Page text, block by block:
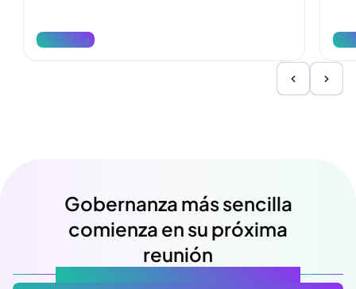
Ver más
Ver
Gobernanza más sencilla
comienza en su próxima
reunión